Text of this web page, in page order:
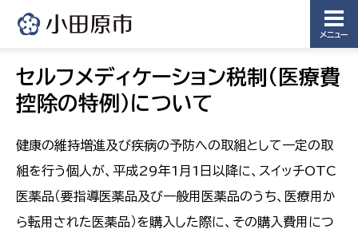
メニュー
セルフメディケーション税制(医療費
控除の特例)について
健康の維持増進及び疾病の予防への取組として一定の取
組を行う個人が、平成29年1月1日以降に、スイッチOTC
医薬品（要指導医薬品及び一般用医薬品のうち、医療用か
ら転用された医薬品）を購入した際に、その購入費用につ